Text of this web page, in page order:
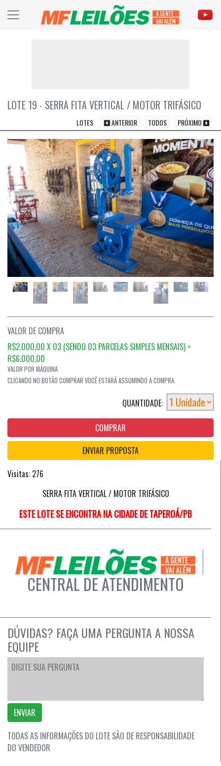
LOTE 19 - SERRA FITA VERTICAL / MOTOR TRIFÁSICO
LOTES ANTERIOR TODOS PRÓXIMO
Previous Próximo
VALOR DE COMPRA
R$2.000,00 X 03 (SENDO 03 PARCELAS SIMPLES MENSAIS) =
R$6.000,00
VALOR POR MÁQUINA
CLICANDO NO BOTÃO COMPRAR VOCÊ ESTARÁ ASSUMINDO A COMPRA.
QUANTIDADE:
COMPRAR
ENVIAR PROPOSTA
Visitas: 276
SERRA FITA VERTICAL / MOTOR TRIFÁSICO
ESTE LOTE SE ENCONTRA NA CIDADE DE TAPEROÁ/PB
CENTRAL DE ATENDIMENTO
DÚVIDAS? FAÇA UMA PERGUNTA A NOSSA
EQUIPE
ENVIAR
TODAS AS INFORMAÇÕES DO LOTE SÃO DE RESPONSABILIDADE
DO VENDEDOR